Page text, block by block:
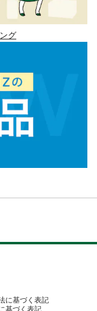
グ
に基づく表記
基づく表記